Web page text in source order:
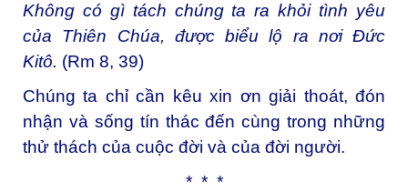
Không có gì tách chúng ta ra khỏi tình yêu
của Thiên Chúa, được biểu lộ ra nơi Đức
Kitô. (Rm 8, 39)
Chúng ta chỉ cần kêu xin ơn giải thoát, đón
nhận và sống tín thác đến cùng trong những
thử thách của cuộc đời và của đời người.
* * *